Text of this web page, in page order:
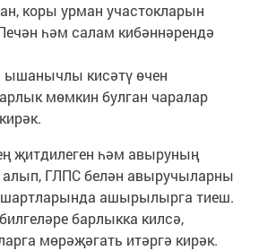
коры урман участокларын
һәм салам кибәннәрендә
кисәтү өчен
мөмкин булган чаралар
җитдилеген һәм авыруның
ГЛПС белән авыручыларны
шартларында ашырылырга тиеш.
барлыкка килсә,
мөрәҗәгать итәргә кирәк.